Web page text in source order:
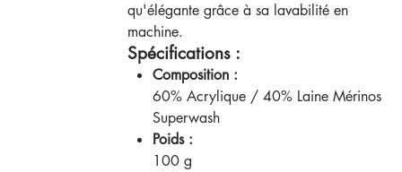
qu'élégante grâce à sa lavabilité en
machine.
Spécifications :
Composition :
60% Acrylique / 40% Laine Mérinos
Superwash
Poids :
100 g